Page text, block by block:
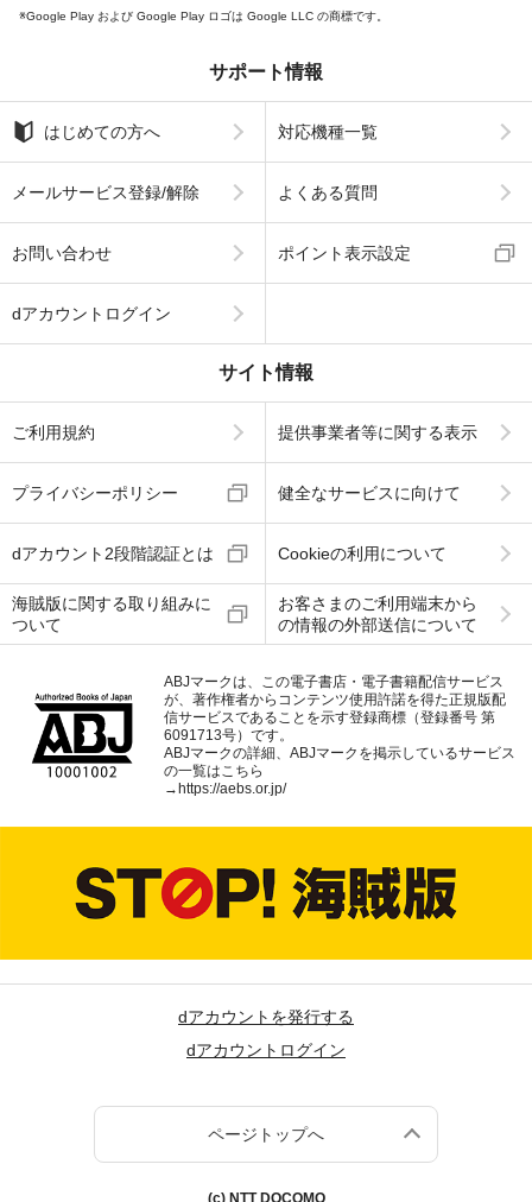
Google Play および Google Play ロゴは Google LLC の商標です。
サポート情報
はじめての方へ 対応機種一覧
メールサービス登録/解除 よくある質問
お問い合わせ ポイント表示設定
dアカウントログイン
サイト情報
ご利用規約 提供事業者等に関する表示
プライバシーポリシー 健全なサービスに向けて
dアカウント2段階認証とは Cookieの利用について
海賊版に関する取り組みに
ついて
お客さまのご利用端末から
の情報の外部送信について
ABJマークは、この電子書店・電子書籍配信サービス
が、著作権者からコンテンツ使用許諾を得た正規版配
信サービスであることを示す登録商標（登録番号 第
6091713号）です。
ABJマークの詳細、ABJマークを掲示しているサービス
の一覧はこちら
→ https://aebs.or.jp/
dアカウントを発行する
dアカウントログイン
ページトップへ
(c) NTT DOCOMO